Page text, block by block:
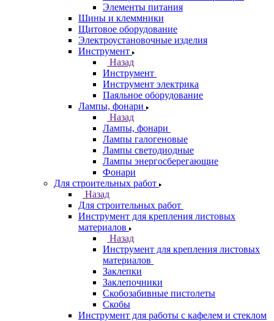
Элементы питания
Шины и клеммники
Щитовое оборудование
Электроустановочные изделия
Инструмент
Назад
Инструмент
Инструмент электрика
Паяльное оборудование
Лампы, фонари
Назад
Лампы, фонари
Лампы галогеновые
Лампы светодиодные
Лампы энергосберегающие
Фонари
Для строительных работ
Назад
Для строительных работ
Инструмент для крепления листовых
материалов
Назад
Инструмент для крепления листовых
материалов
Заклепки
Заклепочники
Скобозабивные пистолеты
Скобы
Инструмент для работы с кафелем и стеклом